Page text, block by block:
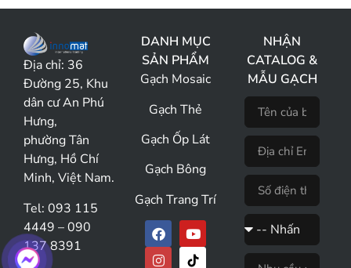
Địa chỉ: 36
Đường 25, Khu
dân cư An Phú
Hưng,
phường Tân
Hưng, Hồ Chí
Minh, Việt Nam.
Tel: 093 115
4449 – 090
137 8391
DANH MỤC
SẢN PHẨM
Gạch Mosaic
Gạch Thẻ
Gạch Ốp Lát
Gạch Bông
Gạch Trang Trí
NHẬN
CATALOG &
MẪU GẠCH